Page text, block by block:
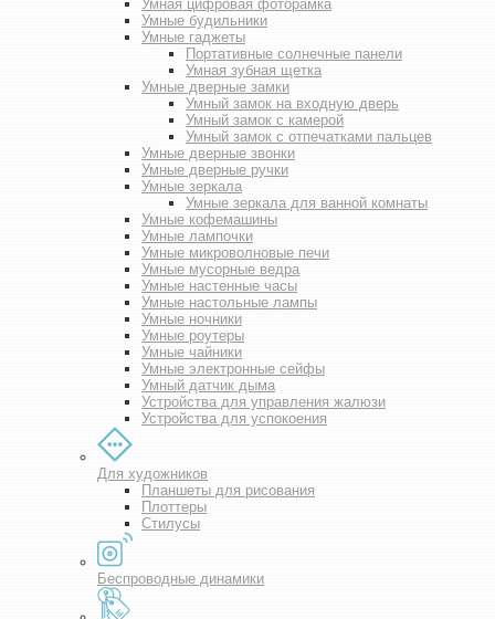
Умная цифровая фоторамка
Умные будильники
Умные гаджеты
Портативные солнечные панели
Умная зубная щетка
Умные дверные замки
Умный замок на входную дверь
Умный замок с камерой
Умный замок с отпечатками пальцев
Умные дверные звонки
Умные дверные ручки
Умные зеркала
Умные зеркала для ванной комнаты
Умные кофемашины
Умные лампочки
Умные микроволновые печи
Умные мусорные ведра
Умные настенные часы
Умные настольные лампы
Умные ночники
Умные роутеры
Умные чайники
Умные электронные сейфы
Умный датчик дыма
Устройства для управления жалюзи
Устройства для успокоения
Для художников
Планшеты для рисования
Плоттеры
Стилусы
Беспроводные динамики